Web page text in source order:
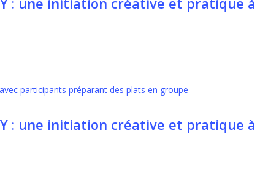
: une initiation créative et pratique à